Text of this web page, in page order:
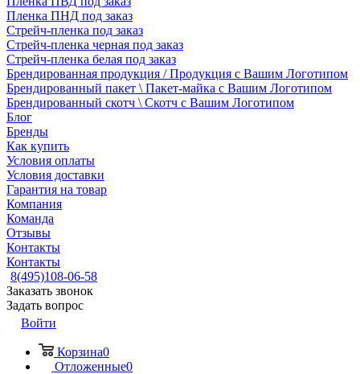
Пленка ПНД под заказ
Стрейч-пленка под заказ
Стрейч-пленка черная под заказ
Стрейч-пленка белая под заказ
Брендированная продукция / Продукция с Вашим Логотипом
Брендированный пакет \ Пакет-майка с Вашим Логотипом
Брендированный скотч \ Скотч с Вашим Логотипом
Блог
Бренды
Как купить
Условия оплаты
Условия доставки
Гарантия на товар
Компания
Команда
Отзывы
Контакты
Контакты
8(495)108-06-58
Заказать звонок
Задать вопрос
Войти
Корзина0
Отложенные0